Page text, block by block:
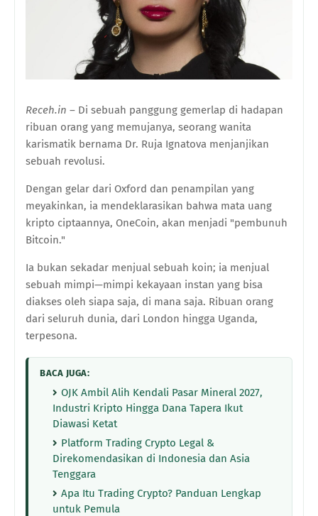
Receh.in – Di sebuah panggung gemerlap di hadapan
ribuan orang yang memujanya, seorang wanita
karismatik bernama Dr. Ruja Ignatova menjanjikan
sebuah revolusi.
Dengan gelar dari Oxford dan penampilan yang
meyakinkan, ia mendeklarasikan bahwa mata uang
kripto ciptaannya, OneCoin, akan menjadi "pembunuh
Bitcoin."
Ia bukan sekadar menjual sebuah koin; ia menjual
sebuah mimpi—mimpi kekayaan instan yang bisa
diakses oleh siapa saja, di mana saja. Ribuan orang
dari seluruh dunia, dari London hingga Uganda,
terpesona.
BACA JUGA:
OJK Ambil Alih Kendali Pasar Mineral 2027,
Industri Kripto Hingga Dana Tapera Ikut
Diawasi Ketat
Platform Trading Crypto Legal &
Direkomendasikan di Indonesia dan Asia
Tenggara
Apa Itu Trading Crypto? Panduan Lengkap
untuk Pemula